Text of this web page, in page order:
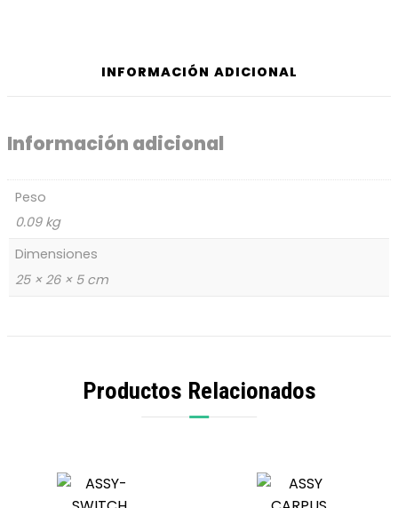
INFORMACIÓN ADICIONAL
Información adicional
Peso
0.09 kg
Dimensiones
25 × 26 × 5 cm
Productos Relacionados